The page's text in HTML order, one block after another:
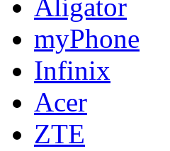
Aligator
myPhone
Infinix
Acer
ZTE